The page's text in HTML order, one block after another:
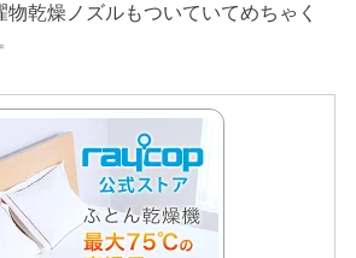
乾燥ノズルもついていてめちゃく